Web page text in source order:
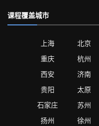
课程覆盖城市
上海 北京
重庆
杭州
西安
济南
贵阳
太原
石家庄
苏州
扬州
徐州